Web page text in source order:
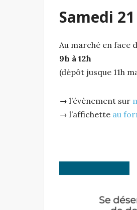
Samedi
Au marché en face
9h à 12h
(dépôt jusque 11h
→ l’évènement sur
→ l’affichette au